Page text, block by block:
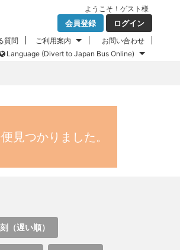
ようこそ！ ゲスト 様
会員登録 ログイン
質問 ご利用案内
お問い合わせ
Language (Divert to Japan Bus Online)
見つかりました。
（遅い順）